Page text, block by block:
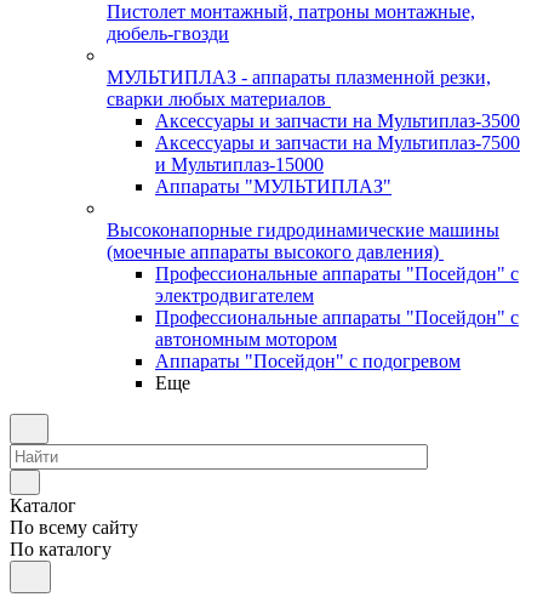
Пистолет монтажный, патроны монтажные,
дюбель-гвозди
МУЛЬТИПЛАЗ - аппараты плазменной резки,
сварки любых материалов
Аксессуары и запчасти на Мультиплаз-3500
Аксессуары и запчасти на Мультиплаз-7500
и Мультиплаз-15000
Аппараты "МУЛЬТИПЛАЗ"
Высоконапорные гидродинамические машины
(моечные аппараты высокого давления)
Профессиональные аппараты "Посейдон" с
электродвигателем
Профессиональные аппараты "Посейдон" с
автономным мотором
Аппараты "Посейдон" с подогревом
Еще
Каталог
По всему сайту
По каталогу